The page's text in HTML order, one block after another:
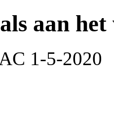
aan
1-5-2020